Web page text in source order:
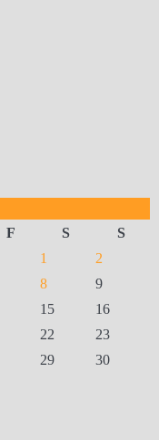
F S
S
1
2
8
9
15
16
22
23
29
30